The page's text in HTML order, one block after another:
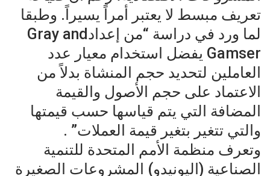
تعريف مبسط لا يعتبر أمراً يسيراً. وطبقا
لما ورد في دراسة “من إعدادGray and
Gamser يفضل استخدام معيار عدد
العاملين لتحديد حجم المنشاة بدلاً من
الاعتماد على حجم الأصول والقيمة
المضافة التي يتم قياسها حسب قيمتها
والتي تتغير بتغير قيمة العملات” .
وتعرف منظمة الأمم المتحدة للتنمية
الصناعية (اليونيدو) المشروعات الصغيرة